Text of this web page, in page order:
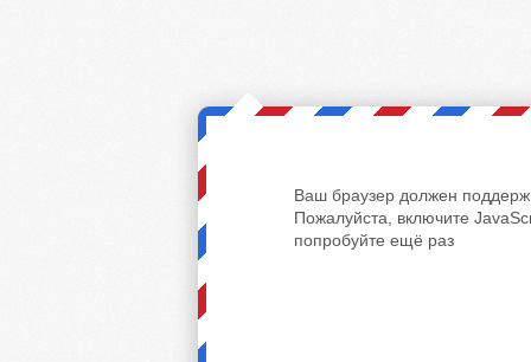
Ваш браузер должен
Пожалуйста, включите
попробуйте ещё раз